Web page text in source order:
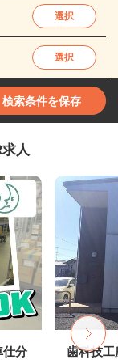
選択
選択
検索条件を保存
人
仕分
歯科技工